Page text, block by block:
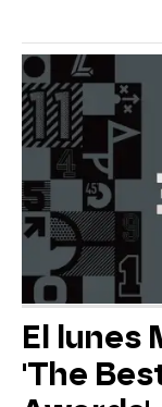
El lunes
'The